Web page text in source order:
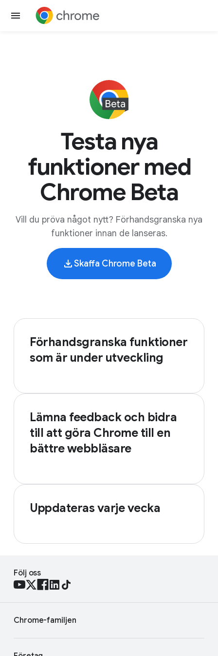
Testa nya
funktioner med
Chrome Beta
Vill du pröva något nytt? Förhandsgranska nya
funktioner innan de lanseras.
Skaffa Chrome Beta
Förhandsgranska funktioner
som är under utveckling
Lämna feedback och bidra
till att göra Chrome till en
bättre webbläsare
Uppdateras varje vecka
Följ oss
Chrome-familjen